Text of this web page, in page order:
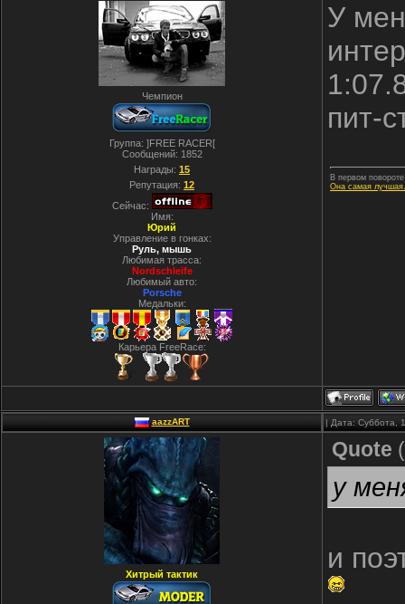
Чемпион
Группа: ]FREE RACER[
Сообщений: 1852
Награды: 15
Репутация: 12
Сейчас:
Имя:
Юрий
Управление в гонках:
Руль, мышь
Любимая трасса:
Nordschleife
Любимый авто:
Porsche
Медальки:
Карьера FreeRace:
У
пит-
В первом
Она самая
aazzART | Дата: Суббота,
Хитрый тактик
Quote (
у
и